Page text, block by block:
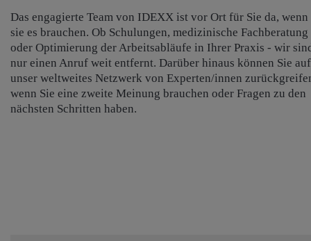
Das engagierte Team von IDEXX ist vor Ort für Sie da, wenn
sie es brauchen. Ob Schulungen, medizinische Fachberatung
oder Optimierung der Arbeitsabläufe in Ihrer Praxis - wir
nur einen Anruf weit entfernt. Darüber hinaus können Sie auf
unser weltweites Netzwerk von Experten/innen
wenn Sie eine zweite Meinung brauchen oder Fragen zu den
nächsten Schritten haben.